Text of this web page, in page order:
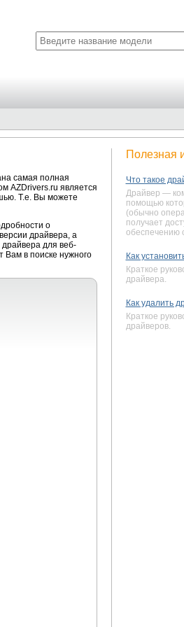
самая полная
AZDrivers.ru является
Т.е. Вы можете
о
драйвера, а
для веб-
Вам в поиске нужного
Полезная
Что такое
Драйвер —
помощью
(обычно
получает
обеспечению
Как
Краткое
драйвера.
Как удалить
Краткое
драйверов.